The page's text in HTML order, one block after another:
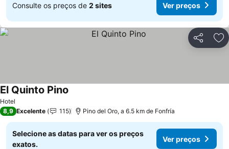
Consulte os preços de 2 sites Ver preços
Partilhar
Hotel
El Quinto Pino
8,9 Excelente 115 Pino del Oro, a 6.5 km de Fonfría
Selecione as datas para ver os preços
exatos.
Ver preços